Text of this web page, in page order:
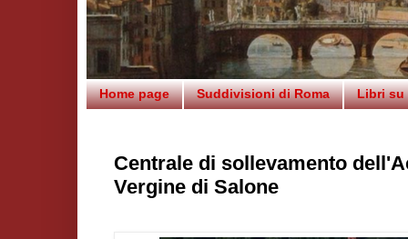
Home page Suddivisioni di Roma Libri su
Centrale di sollevamento
Vergine di Salone